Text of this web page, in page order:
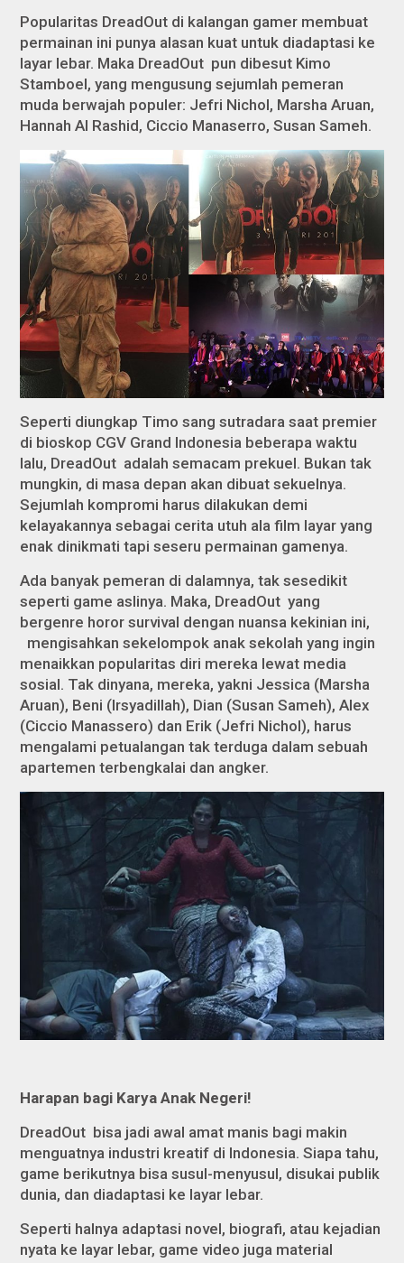
Popularitas DreadOut di kalangan gamer membuat
permainan ini punya alasan kuat untuk diadaptasi ke
layar lebar. Maka DreadOut pun dibesut Kimo
Stamboel, yang mengusung sejumlah pemeran
muda berwajah populer: Jefri Nichol, Marsha Aruan,
Hannah Al Rashid, Ciccio Manaserro, Susan Sameh.
Seperti diungkap Timo sang sutradara saat premier
di bioskop CGV Grand Indonesia beberapa waktu
lalu, DreadOut adalah semacam prekuel. Bukan tak
mungkin, di masa depan akan dibuat sekuelnya.
Sejumlah kompromi harus dilakukan demi
kelayakannya sebagai cerita utuh ala film layar yang
enak dinikmati tapi seseru permainan gamenya.
Ada banyak pemeran di dalamnya, tak sesedikit
seperti game aslinya. Maka, DreadOutyang
bergenre horor survival dengan nuansa kekinian ini,
mengisahkan sekelompok anak sekolah yang ingin
menaikkan popularitas diri mereka lewat media
sosial. Tak dinyana, mereka, yakni Jessica (Marsha
Aruan), Beni (Irsyadillah), Dian (Susan Sameh), Alex
(Ciccio Manassero) dan Erik (Jefri Nichol), harus
mengalami petualangan tak terduga dalam sebuah
apartemen terbengkalai dan angker.
Harapan bagi Karya Anak Negeri!
DreadOut bisa jadi awal amat manis bagi makin
menguatnya industri kreatif di Indonesia. Siapa tahu,
game berikutnya bisa susul-menyusul, disukai publik
dunia, dan diadaptasi ke layar lebar.
Seperti halnya adaptasi novel, biografi, atau kejadian
nyata ke layar lebar, game video juga material